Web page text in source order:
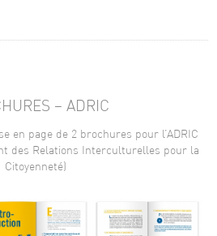
– ADRIC
en page de 2 brochures pour l’ADRIC
des Relations Interculturelles pour la
Citoyenneté)